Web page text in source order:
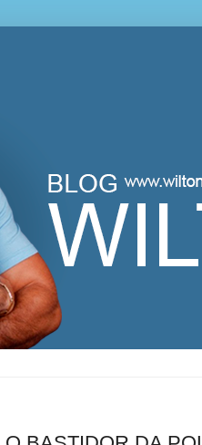
Lima